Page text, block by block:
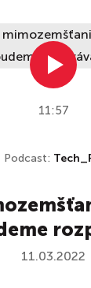
11:57
Podcast:
11.03.2022